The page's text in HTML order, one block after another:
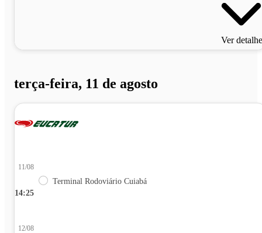
Ver
terça-feira, 11 de agosto
14:25
11/08
Terminal Rodoviário Cuiabá
12/08